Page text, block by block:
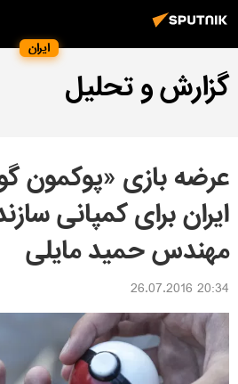
ایران
گزارش و تحلیل
عرضه بازی «پوکمون
ایران برای کمپانی
مهندس حمید مایلی
20:34 26.07.2016